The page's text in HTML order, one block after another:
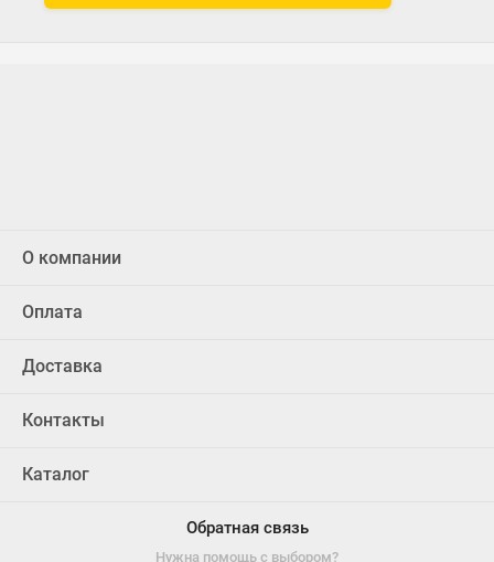
О компании
Оплата
Доставка
Контакты
Каталог
Обратная связь
Нужна помощь с выбором?